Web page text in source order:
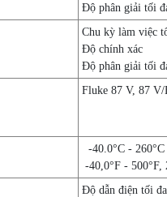
Độ phân giải tối
Chu kỳ làm việc
Độ chính xác
Độ phân giải tối
Fluke 87 V, 87 V/
-40.0°C - 260°C
-40,0°F - 500°F,
Độ dẫn điện tối đa